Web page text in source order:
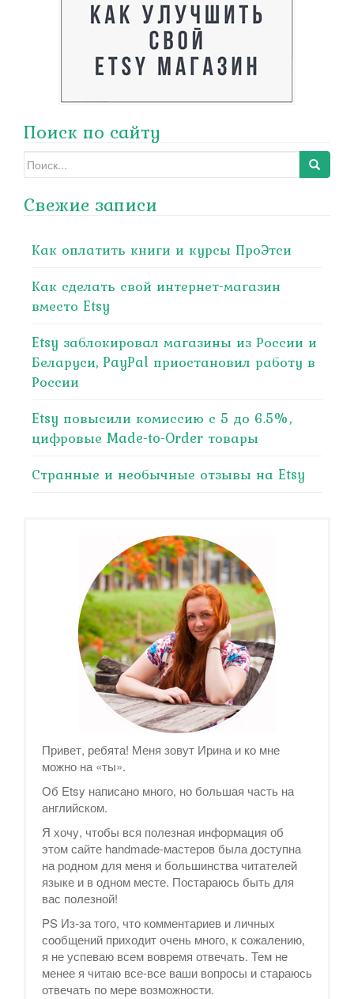
Поиск по сайту
Search
for:
Свежие записи
Как оплатить книги и курсы ПроЭтси
Как сделать свой интернет-магазин
вместо Etsy
Etsy заблокировал магазины из России и
Беларуси, PayPal приостановил работу в
России
Etsy повысили комиссию с 5 до 6.5%,
цифровые Made-to-Order товары
Странные и необычные отзывы на Etsy
Привет, ребята! Меня зовут Ирина и ко мне
можно на «ты».
Об Etsy написано много, но большая часть на
английском.
Я хочу, чтобы вся полезная информация об
этом сайте handmade-мастеров была доступна
на родном для меня и большинства читателей
языке и в одном месте. Постараюсь быть для
вас полезной!
PS Из-за того, что комментариев и личных
сообщений приходит очень много, к сожалению,
я не успеваю всем вовремя отвечать. Тем не
менее я читаю все-все ваши вопросы и стараюсь
отвечать по мере возможности.